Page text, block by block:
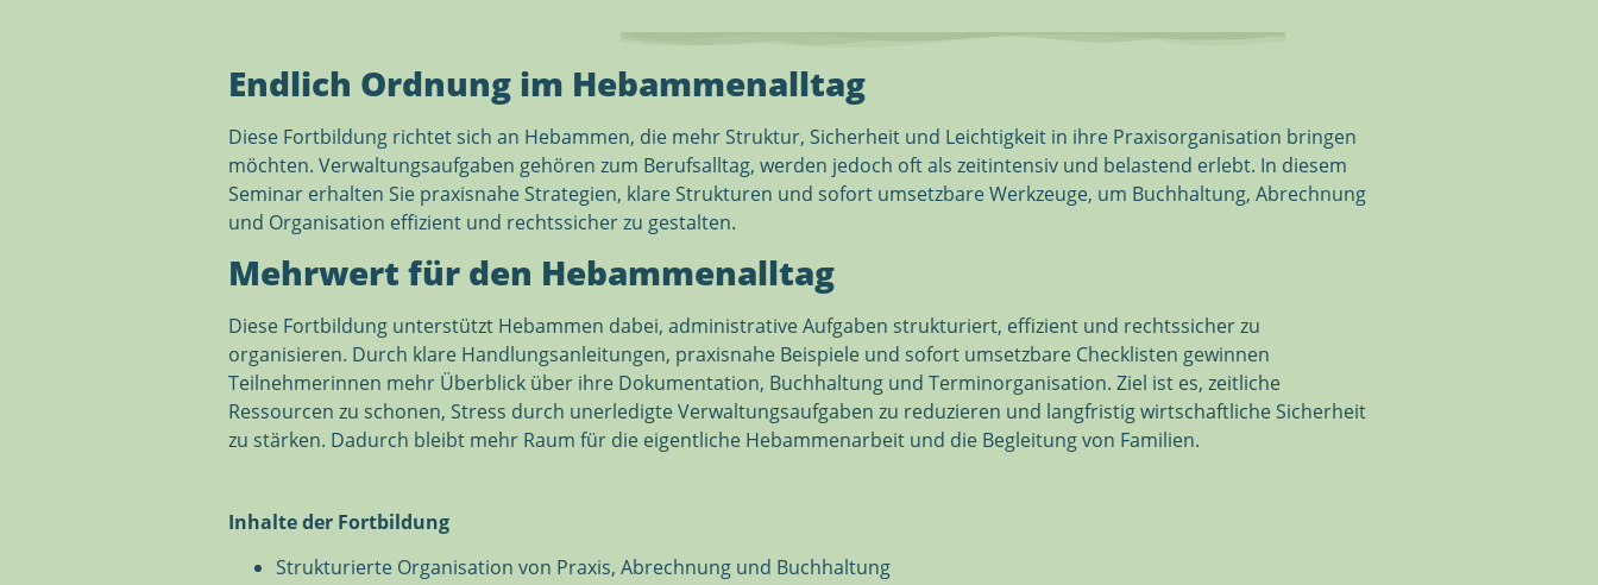
Endlich Ordnung im Hebammenalltag
Diese Fortbildung richtet sich an Hebammen, die mehr Struktur, Sicherheit und Leichtigkeit in ihre Praxisorganisation bringen
möchten. Verwaltungsaufgaben gehören zum Berufsalltag, werden jedoch oft als zeitintensiv und belastend erlebt. In diesem
Seminar erhalten Sie praxisnahe Strategien, klare Strukturen und sofort umsetzbare Werkzeuge, um Buchhaltung, Abrechnung
und Organisation effizient und rechtssicher zu gestalten.
Mehrwert für den Hebammenalltag
Diese Fortbildung unterstützt Hebammen dabei, administrative Aufgaben strukturiert, effizient und rechtssicher zu
organisieren. Durch klare Handlungsanleitungen, praxisnahe Beispiele und sofort umsetzbare Checklisten gewinnen
Teilnehmerinnen mehr Überblick über ihre Dokumentation, Buchhaltung und Terminorganisation. Ziel ist es, zeitliche
Ressourcen zu schonen, Stress durch unerledigte Verwaltungsaufgaben zu reduzieren und langfristig wirtschaftliche Sicherheit
zu stärken. Dadurch bleibt mehr Raum für die eigentliche Hebammenarbeit und die Begleitung von Familien.
Inhalte der Fortbildung
Strukturierte Organisation von Praxis, Abrechnung und Buchhaltung